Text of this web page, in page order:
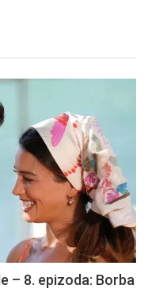
– 8. epizoda: Borba